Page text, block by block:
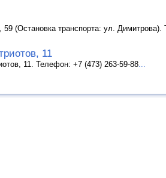
(Остановка транспорта: ул. Димитрова).
11
11. Телефон: +7 (473) 263-59-88